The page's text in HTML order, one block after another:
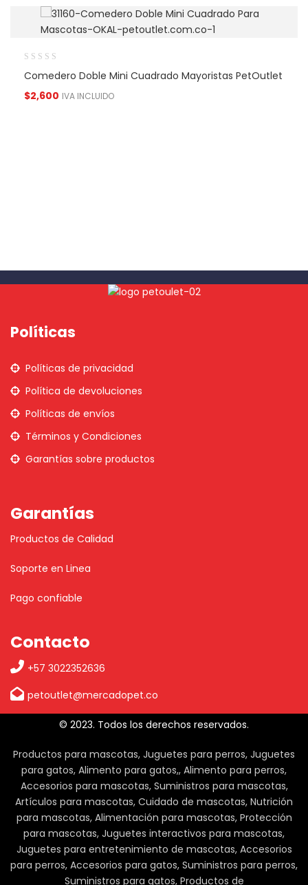
Comedero Doble Mini Cuadrado Mayoristas PetOutlet
$2,600 IVA INCLUIDO
Políticas
Políticas de privacidad
Política de devoluciones
Políticas de envíos
Términos y Condiciones
Garantías sobre productos
Garantías
Productos de Calidad
Soporte en Linea
Pago confiable
Contacto
+57 3022352636
petoutlet@mercadopet.co
© 2023. Todos los derechos reservados.
Productos para mascotas, Juguetes para perros, Juguetes
para gatos, Alimento para gatos,, Alimento para perros,
Accesorios para mascotas, Suministros para mascotas,
Artículos para mascotas, Cuidado de mascotas, Nutrición
para mascotas, Alimentación para mascotas, Protección
para mascotas, Juguetes interactivos para mascotas,
Juguetes para entretenimiento de mascotas, Accesorios
para perros, Accesorios para gatos, Suministros para perros,
Suministros para gatos, Productos de